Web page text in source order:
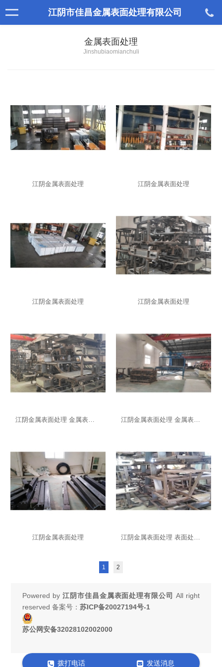
江阴市佳昌金属表面处理有限公司
金属表面处理
Jinshubiaomianchuli
江阴金属表面处理 江阴金属表面处理
江阴金属表面处理 江阴金属表面处理
江阴金属表面处理 江阴金属表面处理 表面处理喷涂
1 2
Powered by 江阴市佳昌金属表面处理有限公司 All right
reserved 备案号： 苏ICP备20027194号-1
苏公网安备32028102002000
拨打电话 发送消息